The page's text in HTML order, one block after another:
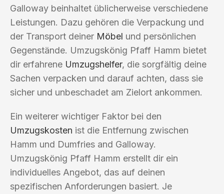
Galloway beinhaltet üblicherweise verschiedene
Leistungen. Dazu gehören die Verpackung und
der Transport deiner Möbel und persönlichen
Gegenstände. Umzugskönig Pfaff Hamm bietet
dir erfahrene Umzugshelfer, die sorgfältig deine
Sachen verpacken und darauf achten, dass sie
sicher und unbeschadet am Zielort ankommen.
Ein weiterer wichtiger Faktor bei den
Umzugskosten ist die Entfernung zwischen
Hamm und Dumfries and Galloway.
Umzugskönig Pfaff Hamm erstellt dir ein
individuelles Angebot, das auf deinen
spezifischen Anforderungen basiert. Je